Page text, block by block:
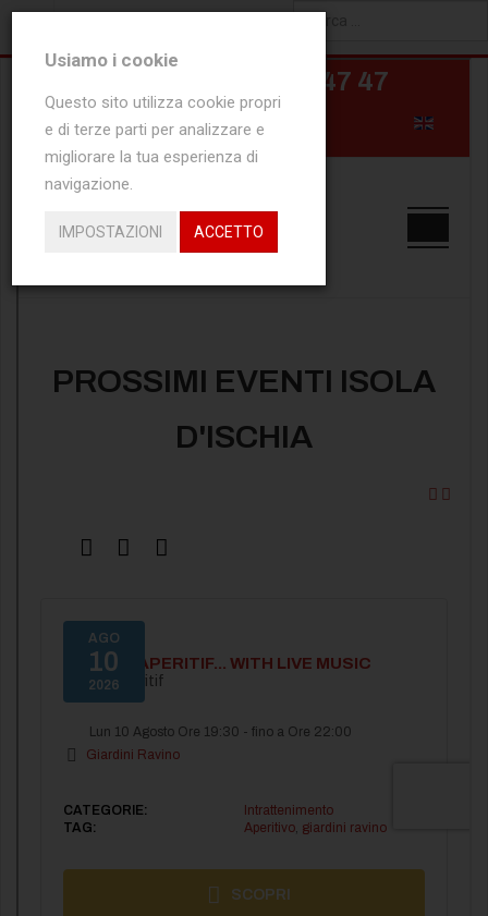
Type 2 or more characters
for results.
Usiamo i cookie
Questo sito utilizza cookie propri
e di terze parti per analizzare e
migliorare la tua esperienza di
navigazione.
IMPOSTAZIONI ACCETTO